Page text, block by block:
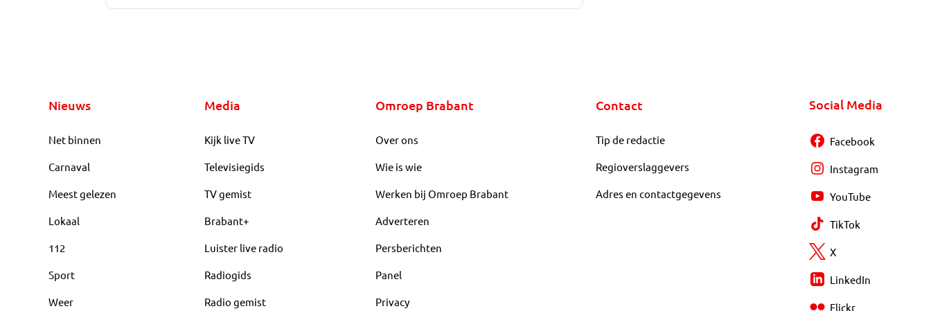
Nieuws
Net binnen
Carnaval
Meest gelezen
Lokaal
112
Sport
Weer
Media
Kijk live TV
Televisiegids
TV gemist
Brabant+
Luister live radio
Radiogids
Radio gemist
Omroep Brabant
Over ons
Wie is wie
Werken bij Omroep Brabant
Adverteren
Persberichten
Panel
Privacy
Contact
Tip de redactie
Regioverslaggevers
Adres en contactgegevens
Social Media
Facebook
Instagram
YouTube
TikTok
X
LinkedIn
Flickr